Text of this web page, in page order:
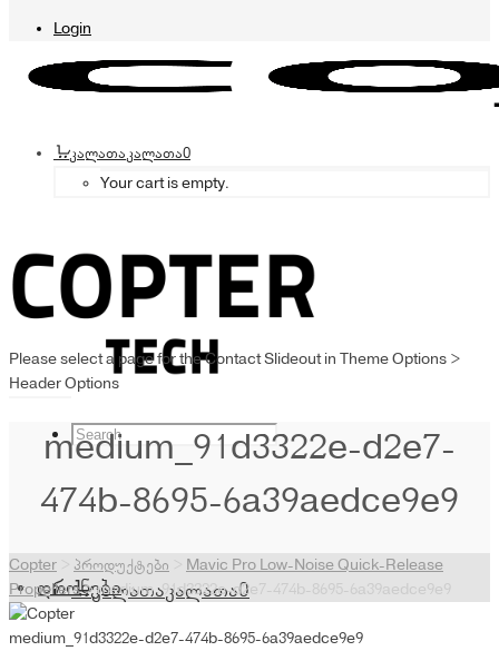
Login
კალათაკალათა0
Your cart is empty.
კალათაკალათა0
დრონები
Please select a page for the Contact Slideout in Theme Options >
Header Options
medium_91d3322e-d2e7-
474b-8695-6a39aedce9e9
Copter პროდუქტები
Mavic Pro Low-Noise Quick-Release
Propellers>medium_91d3322e-d2e7-474b-8695-6a39aedce9e9
medium_91d3322e-d2e7-474b-8695-6a39aedce9e9